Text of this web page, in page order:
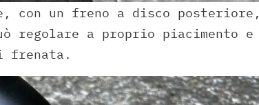
con un freno a disco posteriore,
regolare a proprio piacimento e
frenata.